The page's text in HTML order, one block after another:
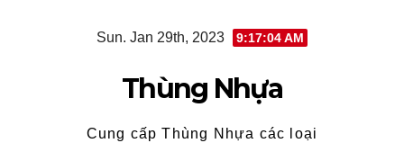
Sun. Jan 29th, 2023 9:17:05 AM
Thùng Nhựa
Cung cấp Thùng Nhựa các loại